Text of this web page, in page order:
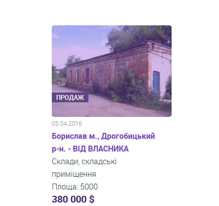
ПРОДАЖ
05.04.2016
Борислав м., Дрогобицький
р-н. - ВІД ВЛАСНИКА
Склади, складські
приміщення
Площа: 5000
380 000 $